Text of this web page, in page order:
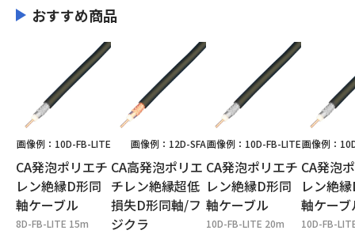
おすすめ商品
画像例：10D-FB-LITE
CA発泡ポリエチ
レン絶縁D形同
軸ケーブル
8D-FB-LITE 15m
画像例：12D-SFA
CA高発泡ポリエ
チレン絶縁超低
損失D形同軸/フ
ジクラ
画像例：10D-FB-LITE
CA発泡ポリエチ
レン絶縁D形同
軸ケーブル
10D-FB-LITE 20m
画像例：
CA発泡
レン絶
軸ケーブ
10D-FB-